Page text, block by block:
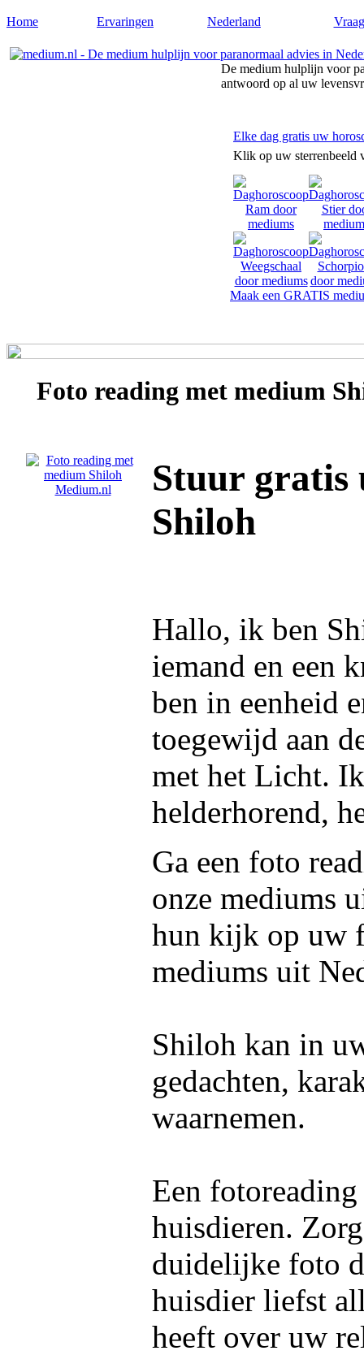
Home Ervaringen Nederland
De medium hulplijn voor
antwoord op al uw
Elke dag gratis uw
Klik op uw sterrenbeeld
Maak een GRATIS
Foto reading met medium
Stuur gratis
Shiloh
Hallo, ik ben
iemand en een
ben in eenheid
toegewijd aan
met het Licht.
helderhorend,
Ga een foto
onze mediums
hun kijk op uw
mediums uit
Shiloh kan in
gedachten,
waarnemen.
Een
huisdieren.
duidelijke foto
huisdier liefst
heeft over uw